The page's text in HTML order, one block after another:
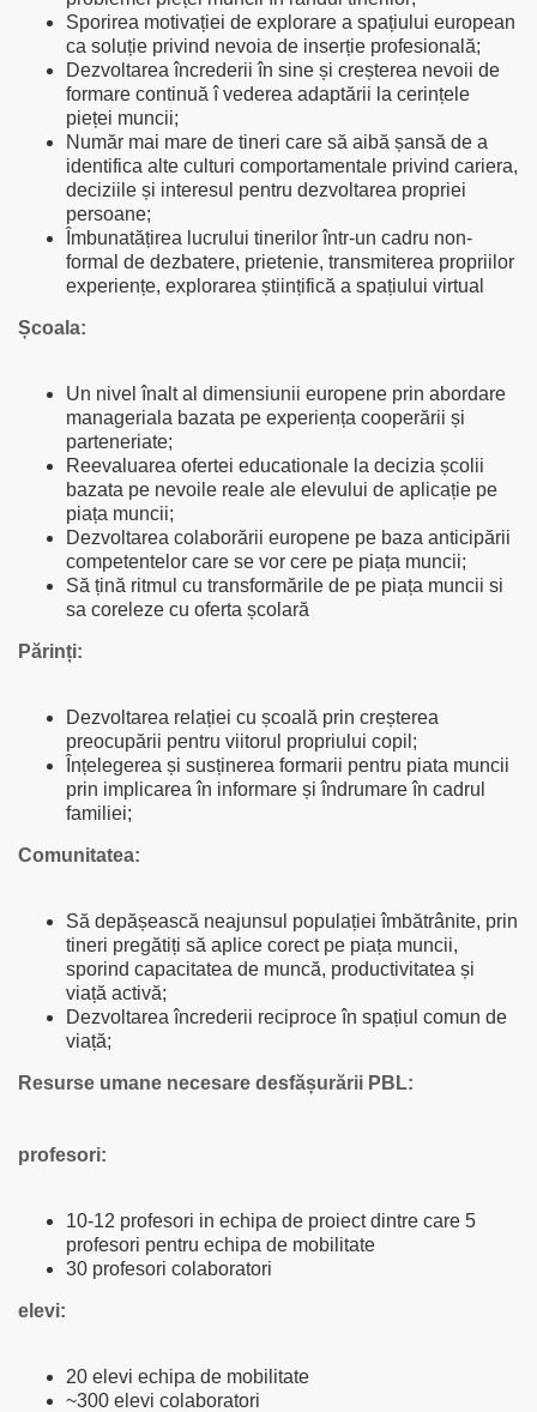
Sporirea motivației de explorare a spațiului european
ca soluție privind nevoia de inserție profesională;
Dezvoltarea încrederii în sine și creșterea nevoii de
formare continuă î vederea adaptării la cerințele
pieței muncii;
Număr mai mare de tineri care să aibă șansă de a
identifica alte culturi comportamentale privind cariera,
deciziile și interesul pentru dezvoltarea propriei
persoane;
Îmbunatățirea lucrului tinerilor într-un cadru non-
formal de dezbatere, prietenie, transmiterea propriilor
experiențe, explorarea științifică a spațiului virtual
Școala:
Un nivel înalt al dimensiunii europene prin abordare
manageriala bazata pe experiența cooperării și
parteneriate;
Reevaluarea ofertei educationale la decizia școlii
bazata pe nevoile reale ale elevului de aplicație pe
piața muncii;
Dezvoltarea colaborării europene pe baza anticipării
competentelor care se vor cere pe piața muncii;
Să țină ritmul cu transformările de pe piața muncii si
sa coreleze cu oferta școlară
Părinți:
Dezvoltarea relației cu școală prin creșterea
preocupării pentru viitorul propriului copil;
Înțelegerea și susținerea formarii pentru piata muncii
prin implicarea în informare și îndrumare în cadrul
familiei;
Comunitatea:
Să depășească neajunsul populației îmbătrânite, prin
tineri pregătiți să aplice corect pe piața muncii,
sporind capacitatea de muncă, productivitatea și
viață activă;
Dezvoltarea încrederii reciproce în spațiul comun de
viață;
Resurse umane necesare desfășurării PBL:
profesori:
10-12 profesori in echipa de proiect dintre care 5
profesori pentru echipa de mobilitate
30 profesori colaboratori
elevi:
20 elevi echipa de mobilitate
~300 elevi colaboratori